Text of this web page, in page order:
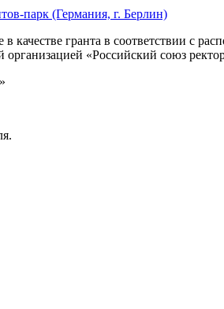
парк (Германия, г. Берлин)
качестве гранта в соответствии с
«Российский союз